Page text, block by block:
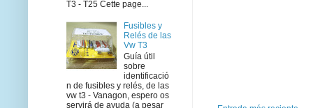
T3 - T25 Cette page...
Fusibles y
Relés de las
Vw T3
Guía útil
sobre
identificació
n de fusibles y relés, de las
vw t3 - Vanagon, espero os
servirá de ayuda (a pesar